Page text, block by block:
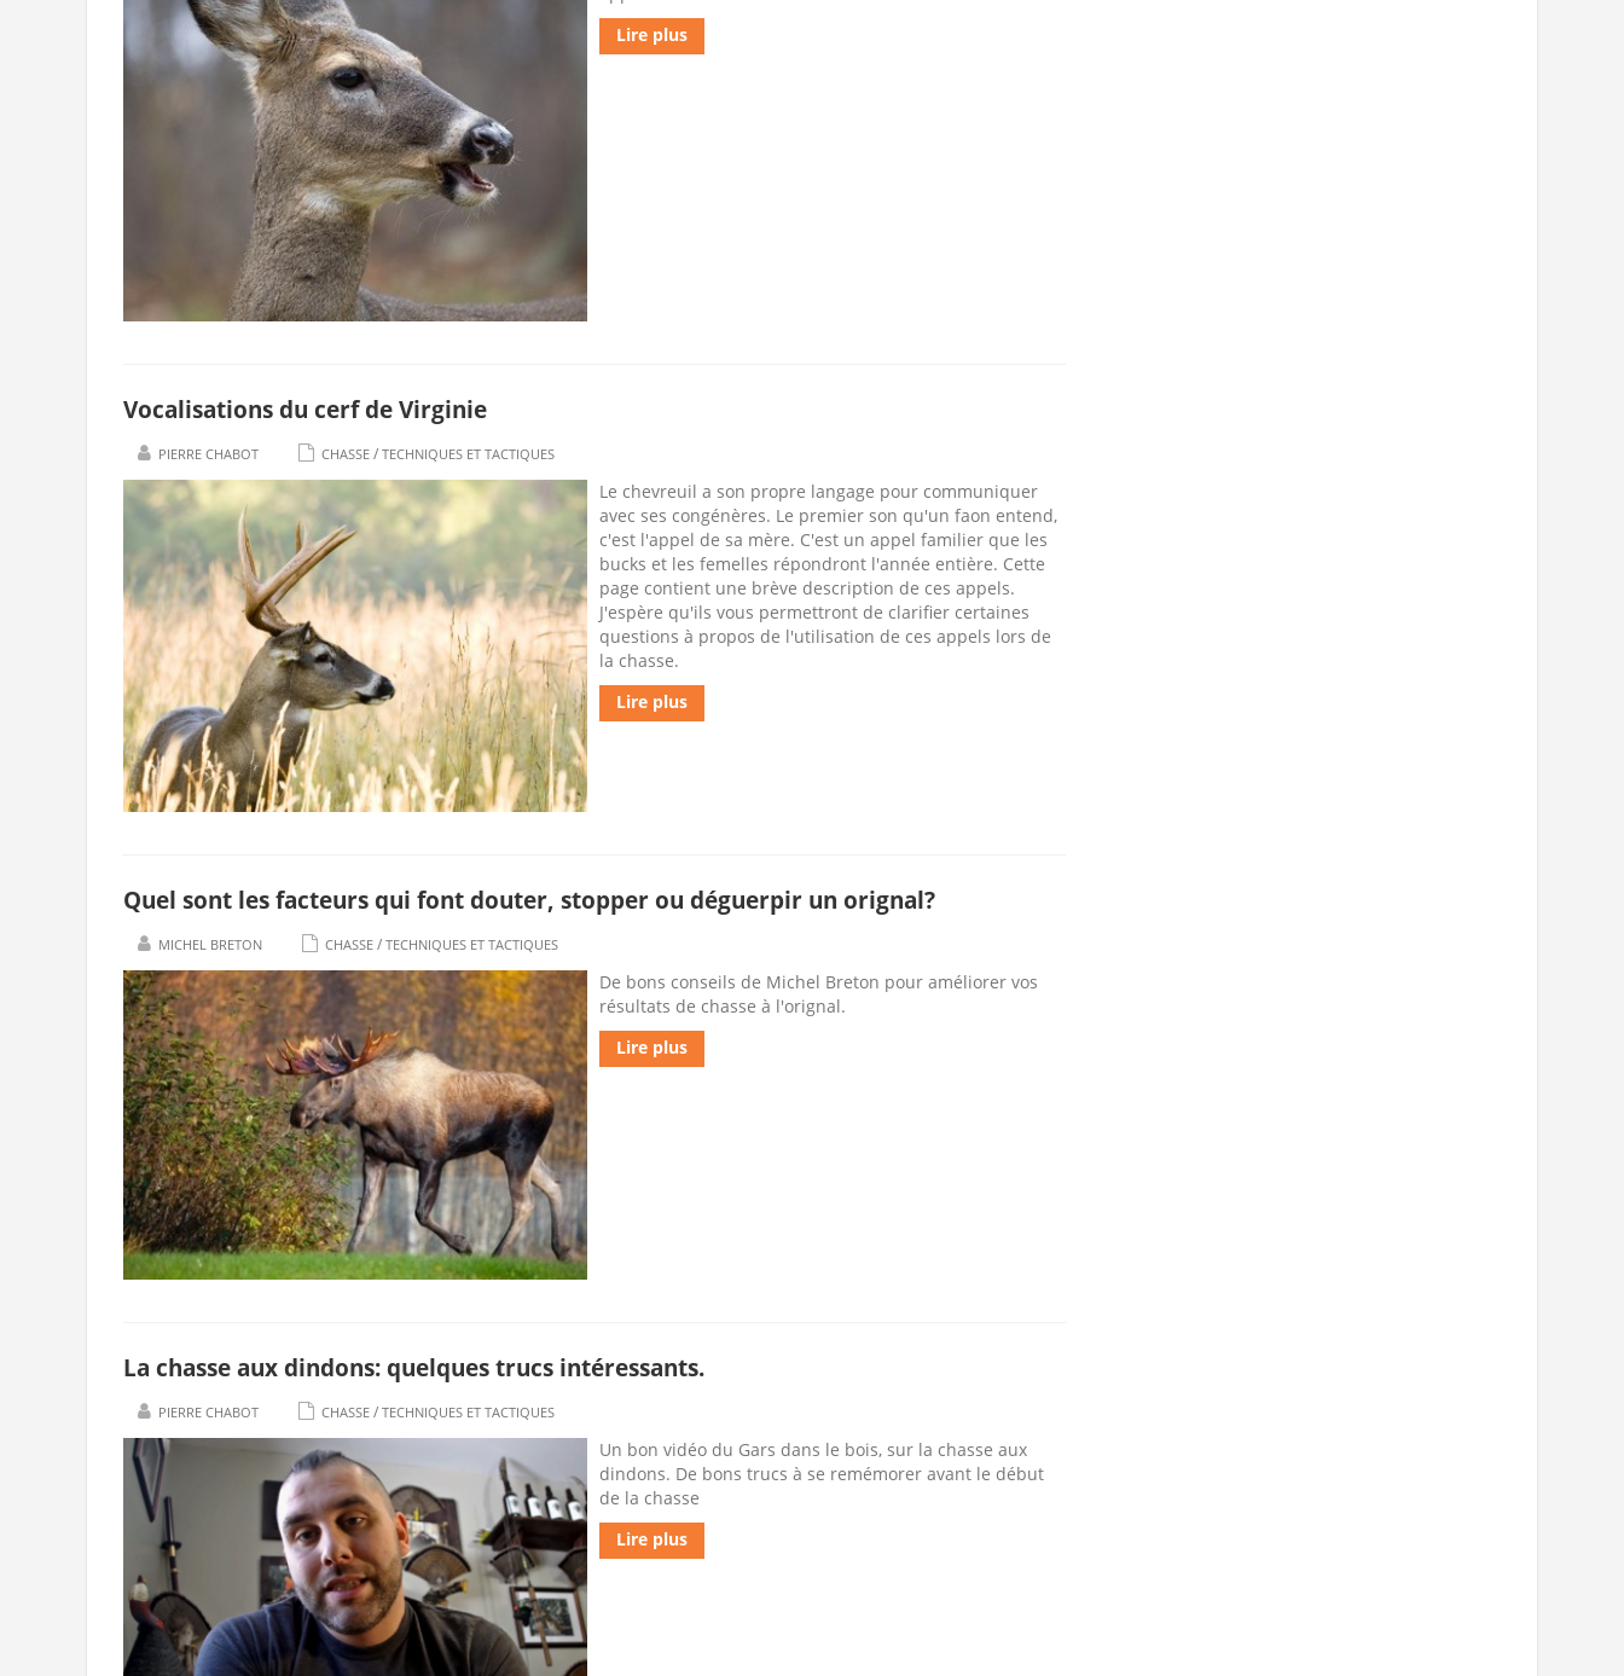
Lire plus
Vocalisations du cerf de Virginie
PIERRE CHABOT CHASSE / TECHNIQUES ET TACTIQUES
Le chevreuil a son propre langage pour communiquer
avec ses congénères. Le premier son qu'un faon entend,
c'est l'appel de sa mère. C'est un appel familier que les
bucks et les femelles répondront l'année entière. Cette
page contient une brève description de ces appels.
J'espère qu'ils vous permettront de clarifier certaines
questions à propos de l'utilisation de ces appels lors de
la chasse.
Lire plus
Quel sont les facteurs qui font douter, stopper ou déguerpir un orignal?
MICHEL BRETON CHASSE / TECHNIQUES ET TACTIQUES
De bons conseils de Michel Breton pour améliorer vos
résultats de chasse à l'orignal.
Lire plus
La chasse aux dindons: quelques trucs intéressants.
PIERRE CHABOT CHASSE / TECHNIQUES ET TACTIQUES
Un bon vidéo du Gars dans le bois, sur la chasse aux
dindons. De bons trucs à se remémorer avant le début
de la chasse
Lire plus